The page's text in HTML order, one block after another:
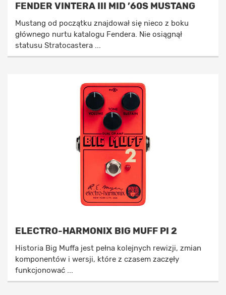
FENDER VINTERA III MID ’60S MUSTANG
Mustang od początku znajdował się nieco z boku
głównego nurtu katalogu Fendera. Nie osiągnął
statusu Stratocastera ...
ELECTRO-HARMONIX BIG MUFF PI 2
Historia Big Muffa jest pełna kolejnych rewizji, zmian
komponentów i wersji, które z czasem zaczęły
funkcjonować ...